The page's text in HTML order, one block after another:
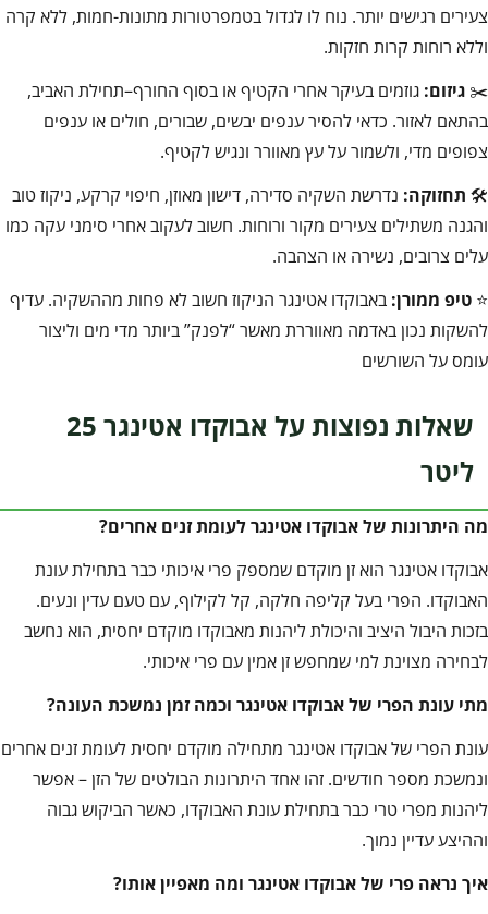
צעירים רגישים יותר. נוח לו לגדול בטמפרטורות מתונות-חמות, ללא קרה
וללא רוחות קרות חזקות.
✂️ גיזום: גוזמים בעיקר אחרי הקטיף או בסוף החורף–תחילת האביב,
בהתאם לאזור. כדאי להסיר ענפים יבשים, שבורים, חולים או ענפים
צפופים מדי, ולשמור על עץ מאוורר ונגיש לקטיף.
🛠️ תחזוקה: נדרשת השקיה סדירה, דישון מאוזן, חיפוי קרקע, ניקוז טוב
והגנה משתילים צעירים מקור ורוחות. חשוב לעקוב אחרי סימני עקה כמו
עלים צרובים, נשירה או הצהבה.
⭐ טיפ ממורן: באבוקדו אטינגר הניקוז חשוב לא פחות מההשקיה. עדיף
להשקות נכון באדמה מאווררת מאשר “לפנק” ביותר מדי מים וליצור
עומס על השורשים
שאלות נפוצות על אבוקדו אטינגר 25
ליטר
מה היתרונות של אבוקדו אטינגר לעומת זנים אחרים?
אבוקדו אטינגר הוא זן מוקדם שמספק פרי איכותי כבר בתחילת עונת
האבוקדו. הפרי בעל קליפה חלקה, קל לקילוף, עם טעם עדין ונעים.
בזכות היבול היציב והיכולת ליהנות מאבוקדו מוקדם יחסית, הוא נחשב
לבחירה מצוינת למי שמחפש זן אמין עם פרי איכותי.
מתי עונת הפרי של אבוקדו אטינגר וכמה זמן נמשכת העונה?
עונת הפרי של אבוקדו אטינגר מתחילה מוקדם יחסית לעומת זנים אחרים
ונמשכת מספר חודשים. זהו אחד היתרונות הבולטים של הזן – אפשר
ליהנות מפרי טרי כבר בתחילת עונת האבוקדו, כאשר הביקוש גבוה
וההיצע עדיין נמוך.
איך נראה פרי של אבוקדו אטינגר ומה מאפיין אותו?